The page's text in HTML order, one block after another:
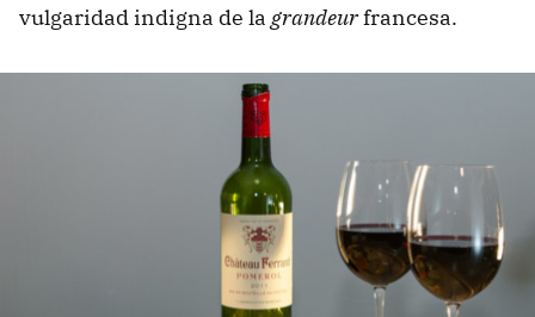
vulgaridad indigna de la grandeurfrancesa.